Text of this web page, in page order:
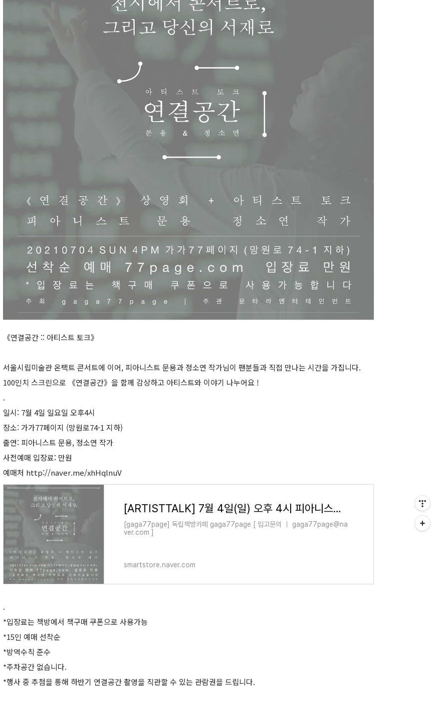
《연결공간 :: 아티스트 토크》
서울시립미술관 온택트 콘서트에 이어, 피아니스트 문용과 정소연 작가님이 팬분들과 직접 만나는 시간을 가집니다.
100인치 스크린으로 《연결공간》을 함께 감상하고 아티스트와 이야기 나누어요 !
.
일시: 7월 4일 일요일 오후4시
장소: 가가77페이지 (망원로74-1 지하)
출연: 피아니스트 문용, 정소연 작가
사전예매 입장료: 만원
예매처 http://naver.me/xhHqlnuV
[ARTISTTALK] 7월 4일(일) 오후 4시 피아니스트 문용 X 정소연 작가 아티스트 토크 - 연결공간 : gaga77pag
[gaga77page] 독립책방카페 gaga77page [ 입고문의 ｜ gaga77page@na
ver.com ]
smartstore.naver.com
.
*입장료는 책방에서 책구매 쿠폰으로 사용가능
*15인 예매 선착순
*방역수칙 준수
*주차공간 없습니다.
*행사 중 추첨을 통해 하반기 연결공간 촬영을 직관할 수 있는 관람권을 드립니다.